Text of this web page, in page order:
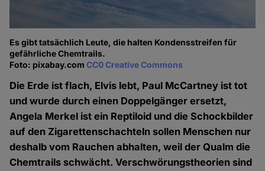
Es gibt tatsächlich Leute, die halten Kondensstreifen für
gefährliche Chemtrails.
Foto: pixabay.comCC0 Creative Commons
Die Erde ist flach, Elvis lebt, Paul McCartney ist tot
und wurde durch einen Doppelgänger ersetzt,
Angela Merkel ist ein Reptiloid und die Schockbilder
auf den Zigarettenschachteln sollen Menschen nur
deshalb vom Rauchen abhalten, weil der Qualm die
Chemtrails schwächt. Verschwörungstheorien sind